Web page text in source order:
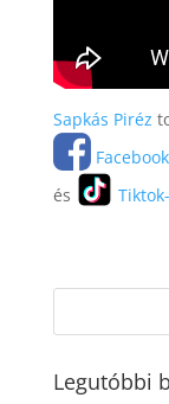
Sapkás Piréz
és
Legutóbbi